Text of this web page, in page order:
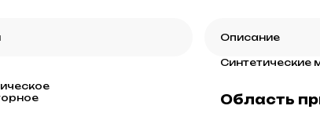
Описание
Область